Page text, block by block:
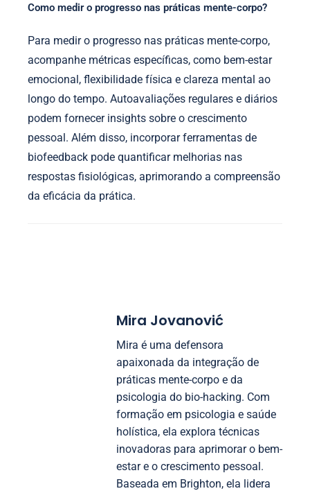
Como medir o progresso nas práticas mente-corpo?
Para medir o progresso nas práticas mente-corpo,
acompanhe métricas específicas, como bem-estar
emocional, flexibilidade física e clareza mental ao
longo do tempo. Autoavaliações regulares e diários
podem fornecer insights sobre o crescimento
pessoal. Além disso, incorporar ferramentas de
biofeedback pode quantificar melhorias nas
respostas fisiológicas, aprimorando a compreensão
da eficácia da prática.
Mira Jovanović
Mira é uma defensora
apaixonada da integração de
práticas mente-corpo e da
psicologia do bio-hacking. Com
formação em psicologia e saúde
holística, ela explora técnicas
inovadoras para aprimorar o bem-
estar e o crescimento pessoal.
Baseada em Brighton, ela lidera